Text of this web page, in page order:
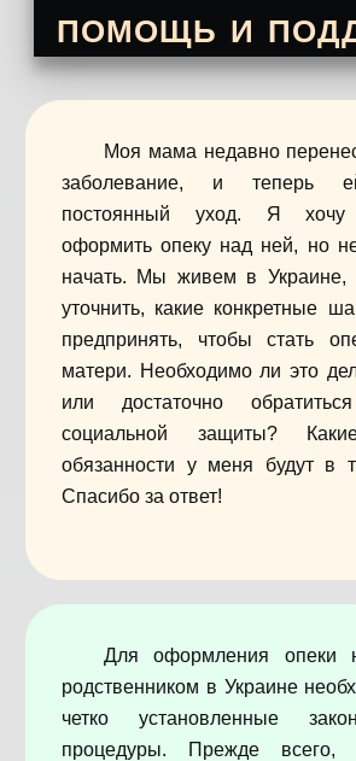
помощь и
Моя мама недавно
заболевание, и теперь
постоянный уход. Я хочу
оформить опеку над ней, но
начать. Мы живем в
уточнить, какие конкретные
предпринять, чтобы стать
матери. Необходимо ли это
или достаточно
социальной защиты?
обязанности у меня будут в
Спасибо за ответ!
Для оформления опеки
родственником в Украине
четко установленные
процедуры. Прежде всего,